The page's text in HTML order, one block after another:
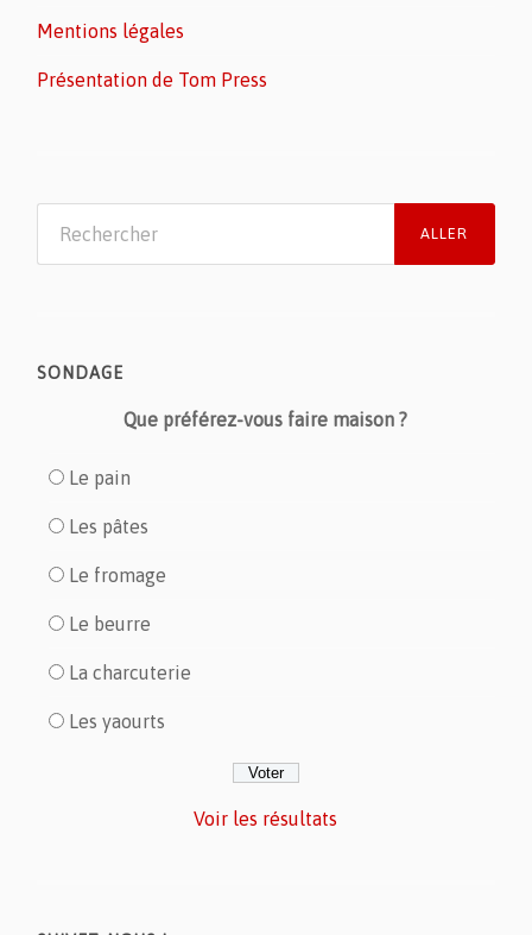
Mentions légales
Présentation de Tom Press
SONDAGE
Que préférez-vous faire maison ?
Le pain
Les pâtes
Le fromage
Le beurre
La charcuterie
Les yaourts
Voir les résultats